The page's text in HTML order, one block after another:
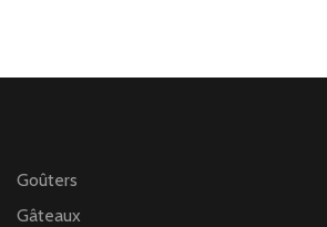
Goûters
Gâteaux